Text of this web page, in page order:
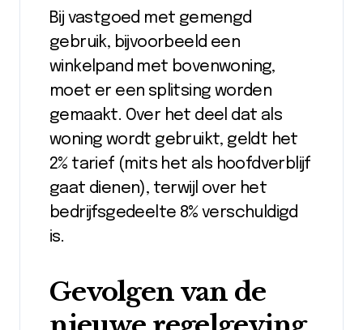
Bij vastgoed met gemengd
gebruik, bijvoorbeeld een
winkelpand met bovenwoning,
moet er een splitsing worden
gemaakt. Over het deel dat als
woning wordt gebruikt, geldt het
2% tarief (mits het als hoofdverblijf
gaat dienen), terwijl over het
bedrijfsgedeelte 8% verschuldigd
is.
Gevolgen van de